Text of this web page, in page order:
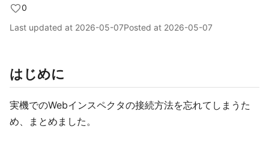
0
Last updated at 2026-05-07Posted at 2026-05-07
はじめに
実機でのWebインスペクタの接続方法を忘れてしまうた
め、まとめました。